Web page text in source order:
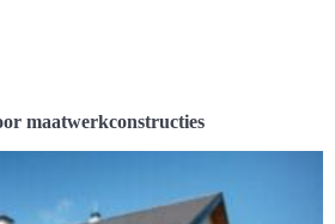
maatwerkconstructies